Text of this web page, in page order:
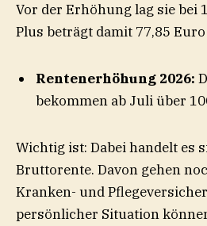
Vor der Erhöhung lag sie bei
Plus beträgt damit 77,85
Rentenerhöhung 2026:
bekommen ab Juli über
Wichtig ist: Dabei handelt es
Bruttorente. Davon gehen
Kranken- und
persönlicher Situation